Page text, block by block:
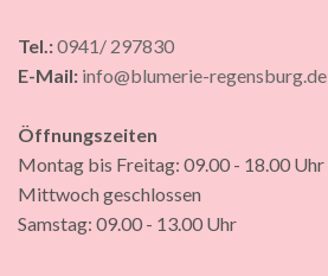
Tel.:0941/ 297830
E-Mail: info@blumerie-regensburg.de
Öffnungszeiten
Montag bis Freitag: 09.00 - 18.00 Uhr
Mittwoch geschlossen
Samstag: 09.00 - 13.00 Uhr